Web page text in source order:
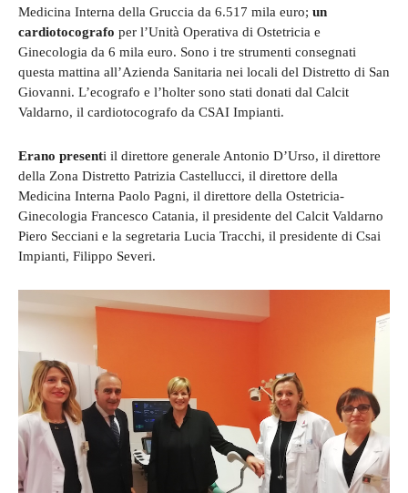
Medicina Interna della Gruccia da 6.517 mila euro; un
cardiotocografo per l’Unità Operativa di Ostetricia e
Ginecologia da 6 mila euro. Sono i tre strumenti consegnati
questa mattina all’Azienda Sanitaria nei locali del Distretto di San
Giovanni. L’ecografo e l’holter sono stati donati dal Calcit
Valdarno, il cardiotocografo da CSAI Impianti.
Erano presenti il direttore generale Antonio D’Urso, il direttore
della Zona Distretto Patrizia Castellucci, il direttore della
Medicina Interna Paolo Pagni, il direttore della Ostetricia-
Ginecologia Francesco Catania, il presidente del Calcit Valdarno
Piero Secciani e la segretaria Lucia Tracchi, il presidente di Csai
Impianti, Filippo Severi.